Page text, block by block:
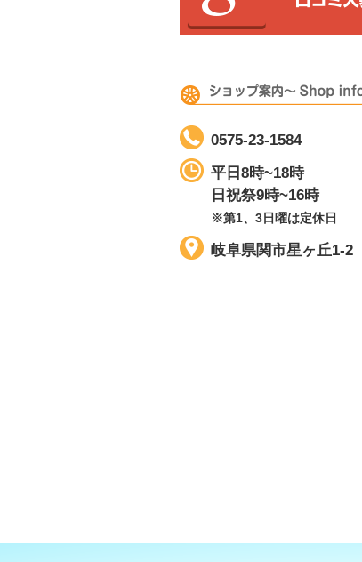
0575-23-1584
平日8時~18時
日祝祭9時~16時
※第1、3日曜は定休日
岐阜県関市星ヶ丘1-2